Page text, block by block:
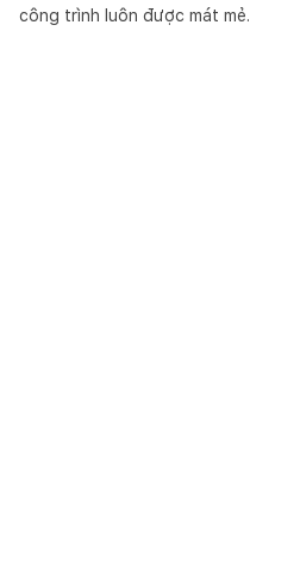
công trình luôn được mát mẻ.